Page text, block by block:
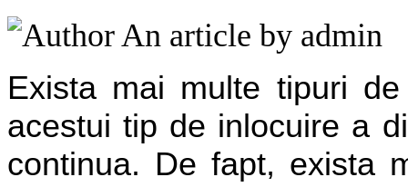
An article by
Exista mai multe tipuri
acestui tip de inlocuire a
continua. De fapt, exista